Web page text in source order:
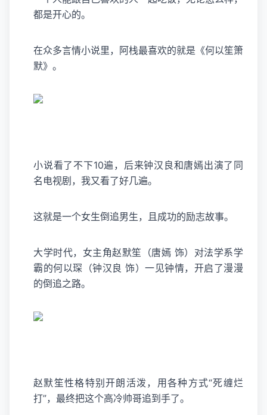
都是开心的。
在众多言情小说里，阿栈最喜欢的就是《何以笙箫
默》。
小说看了不下10遍，后来钟汉良和唐嫣出演了同
名电视剧，我又看了好几遍。
这就是一个女生倒追男生，且成功的励志故事。
大学时代，女主角赵默笙（唐嫣 饰）对法学系学
霸的何以琛（钟汉良 饰）一见钟情，开启了漫漫
的倒追之路。
赵默笙性格特别开朗活泼，用各种方式“死缠烂
打”，最终把这个高冷帅哥追到手了。